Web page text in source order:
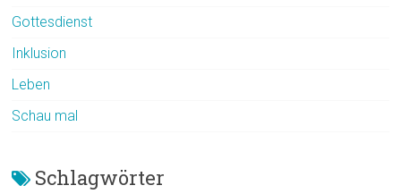
Gottesdienst
Inklusion
Leben
Schau mal
Schlagwörter